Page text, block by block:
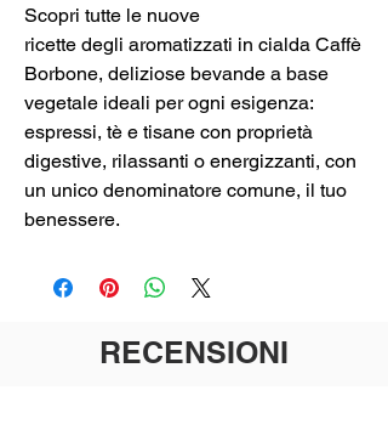
Scopri tutte le nuove
ricette degli aromatizzati in cialda Caffè
Borbone, deliziose bevande a base
vegetale ideali per ogni esigenza:
espressi, tè e tisane con proprietà
digestive, rilassanti o energizzanti, con
un unico denominatore comune, il tuo
benessere.
RECENSIONI